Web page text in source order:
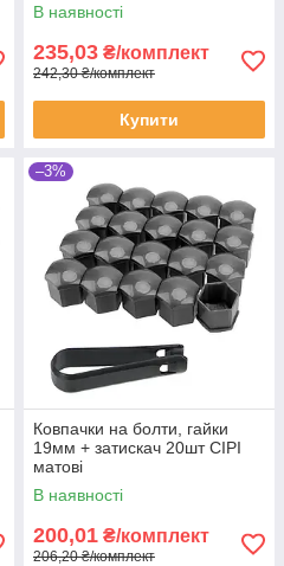
В наявності
235,03 ₴/комплект
242,30 ₴/комплект
Купити
–3%
Ковпачки на болти, гайки
19мм + затискач 20шт СІРІ
матові
В наявності
200,01 ₴/комплект
206,20 ₴/комплект